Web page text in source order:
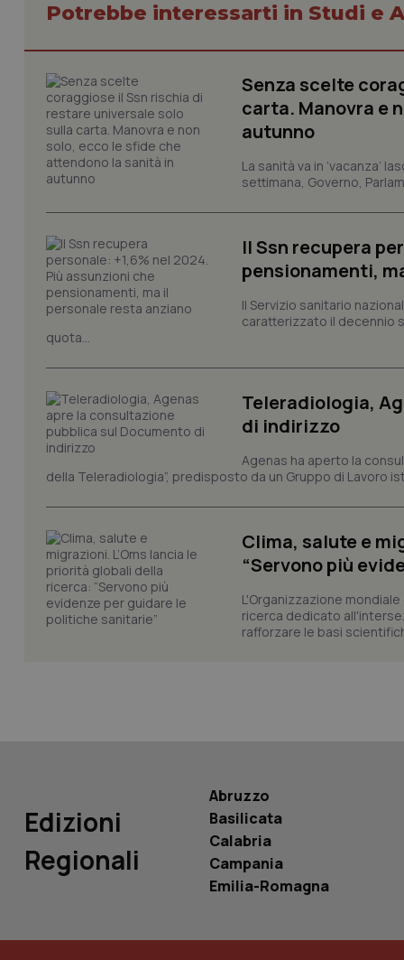
Potrebbe interessarti in Studi e
Senza scelte
carta. Manovra e
autunno
La sanità va in ‘vacanza’
settimana, Governo,
Il Ssn recupera
pensionamenti,
Il Servizio sanitario
caratterizzato il decennio
quota...
Teleradiologia,
di indirizzo
Agenas ha aperto la
della Teleradiologia”, predisposto da un Gruppo di Lavoro
Clima, salute e
“Servono più
L'Organizzazione
ricerca dedicato
rafforzare le basi
Edizioni
Regionali
Abruzzo
Basilicata
Calabria
Campania
Emilia-Romagna
tracking-sites-
tracking-enable
_ga
PHPSESSID
_ga_0VMQEQKQ1N
Nome
__Secure-YNID
YSC